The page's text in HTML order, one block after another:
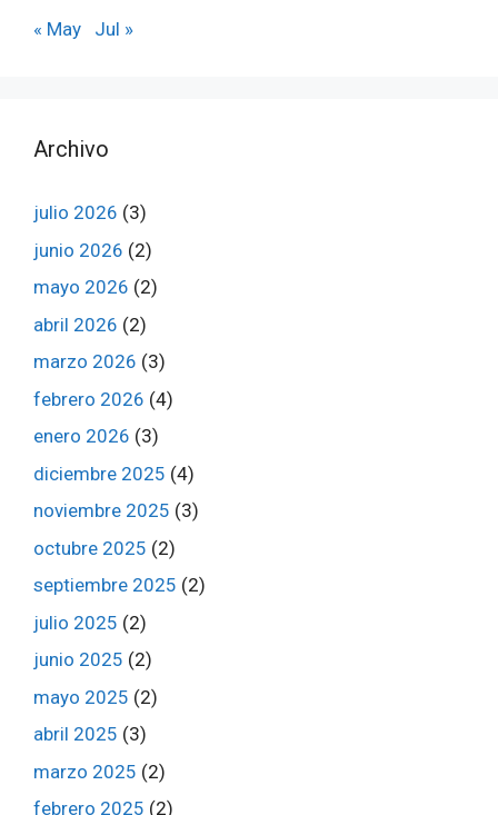
« May Jul »
Archivo
julio 2026 (3)
junio 2026 (2)
mayo 2026 (2)
abril 2026 (2)
marzo 2026 (3)
febrero 2026 (4)
enero 2026 (3)
diciembre 2025 (4)
noviembre 2025 (3)
octubre 2025 (2)
septiembre 2025 (2)
julio 2025 (2)
junio 2025 (2)
mayo 2025 (2)
abril 2025 (3)
marzo 2025 (2)
febrero 2025 (2)